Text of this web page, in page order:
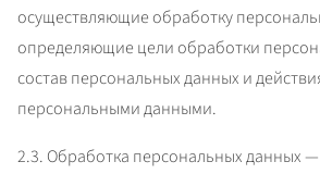
осуществляющие обработку
определяющие цели обработки
состав персональных данных и
персональными данными.
2.3. Обработка персональных данных